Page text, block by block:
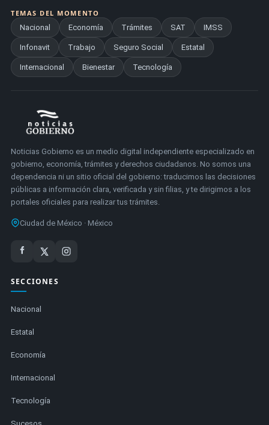
TEMAS DEL MOMENTO
Nacional
Economía Trámites SAT IMSS
Infonavit Trabajo Seguro Social Estatal
Internacional Bienestar Tecnología
Noticias Gobierno es un medio digital independiente especializado en
gobierno, economía, trámites y derechos ciudadanos. No somos una
dependencia ni un sitio oficial del gobierno: traducimos las decisiones
públicas a información clara, verificada y sin filias, y te dirigimos a los
portales oficiales para realizar tus trámites.
Ciudad de México · México
SECCIONES
Nacional
Estatal
Economía
Internacional
Tecnología